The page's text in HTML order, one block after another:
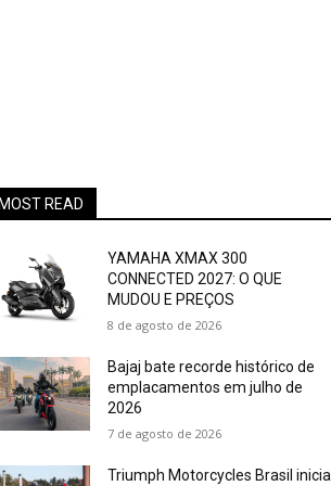
MOST READ
YAMAHA XMAX 300
CONNECTED 2027: O QUE
MUDOU E PREÇOS
8 de agosto de 2026
Bajaj bate recorde histórico de
emplacamentos em julho de
2026
7 de agosto de 2026
Triumph Motorcycles Brasil inicia